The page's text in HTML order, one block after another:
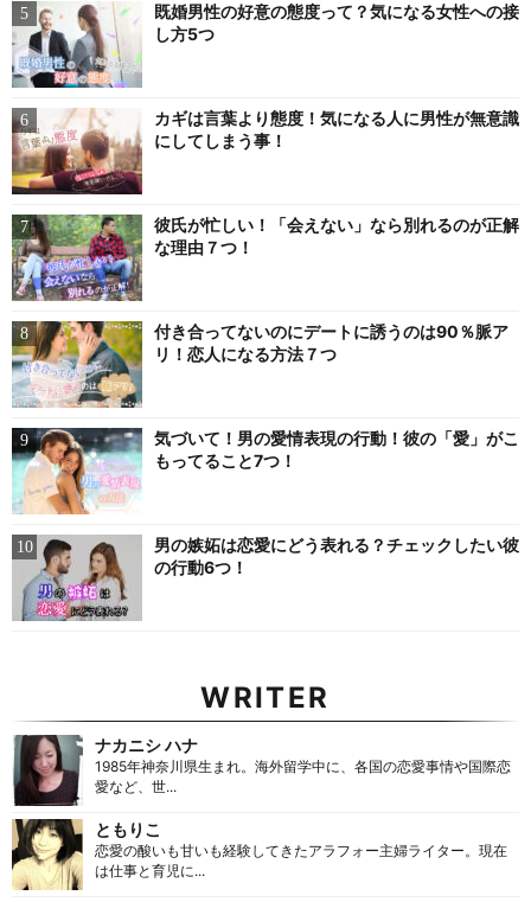
既婚男性の好意の態度って？気になる女性への接
し方5つ
カギは言葉より態度！気になる人に男性が無意識
にしてしまう事！
彼氏が忙しい！「会えない」なら別れるのが正解
な理由７つ！
付き合ってないのにデートに誘うのは90％脈ア
リ！恋人になる方法７つ
気づいて！男の愛情表現の行動！彼の「愛」がこ
もってること7つ！
男の嫉妬は恋愛にどう表れる？チェックしたい彼
の行動6つ！
WRITER
ナカニシ ハナ
1985年神奈川県生まれ。海外留学中に、各国の恋愛事情や国際恋
愛など、世...
ともりこ
恋愛の酸いも甘いも経験してきたアラフォー主婦ライター。現在
は仕事と育児に...